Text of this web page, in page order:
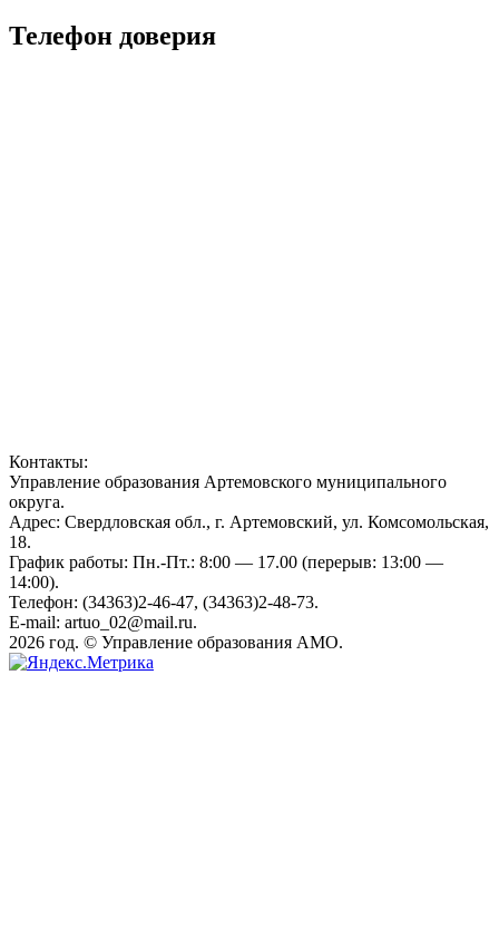
Телефон доверия
Контакты:
Управление образования Артемовского муниципального
округа.
Адрес: Свердловская обл., г. Артемовский, ул. Комсомольская,
18.
График работы: Пн.-Пт.: 8:00 — 17.00 (перерыв: 13:00 —
14:00).
Телефон: (34363)2-46-47, (34363)2-48-73.
E-mail: artuo_02@mail.ru.
2026 год. © Управление образования АМО.